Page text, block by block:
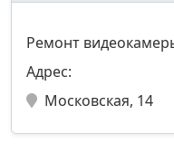
Ремонт
Адрес:
Московская, 14